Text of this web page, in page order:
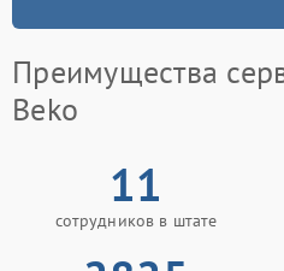
Преимущества
Beko
11
сотрудников в штате